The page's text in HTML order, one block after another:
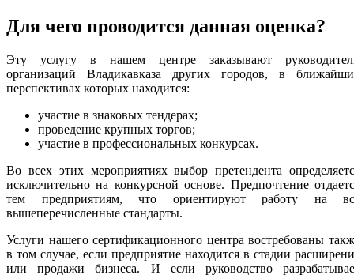
Для чего проводится данная оценка?
Эту услугу в нашем центре заказывают
организаций Владикавказа других городов, в
перспективах которых находится:
участие в знаковых тендерах;
проведение крупных торгов;
участие в профессиональных конкурсах.
Во всех этих мероприятиях выбор претендента
исключительно на конкурсной основе. Предпочтение
тем предприятиям, что ориентируют работу на
вышеперечисленные стандарты.
Услуги нашего сертификационного центра востребованы
в том случае, если предприятие находится в стадии
или продажи бизнеса. И если руководство